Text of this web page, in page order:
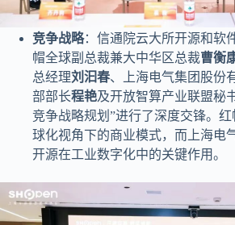
竞争战略：信通院云大所开源和软
帽全球副总裁兼大中华区总裁曹衡
总经理刘汩春、上海电气集团股份
部部长程艳及开放智算产业联盟秘
竞争战略规划”进行了深度交锋。红
球化视角下的商业模式，而上海电
开源在工业数字化中的关键作用。